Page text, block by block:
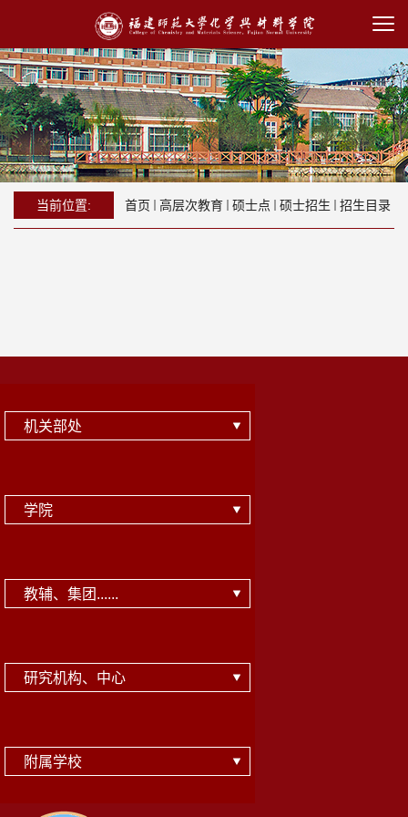
当前位置: 首页 高层次教育 硕士点 硕士招生 招生目录
机关部处
学院
教辅、集团......
研究机构、中心
附属学校